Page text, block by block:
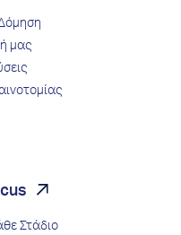
μας
Στάδιο